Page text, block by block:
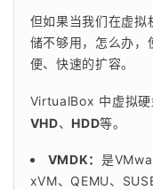
但如果当我们在虚拟
储不够用，怎么办
便、快速的扩容。
VirtualBox 中虚拟硬
VHD、HDD等。
VMDK： 是
xVM、QEMU、